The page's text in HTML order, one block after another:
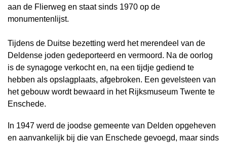
aan de Flierweg en staat sinds 1970 op de
monumentenlijst.
Tijdens de Duitse bezetting werd het merendeel van de
Deldense joden gedeporteerd en vermoord. Na de oorlog
is de synagoge verkocht en, na een tijdje gediend te
hebben als opslagplaats, afgebroken. Een gevelsteen van
het gebouw wordt bewaard in het Rijksmuseum Twente te
Enschede.
In 1947 werd de joodse gemeente van Delden opgeheven
en aanvankelijk bij die van Enschede gevoegd, maar sinds